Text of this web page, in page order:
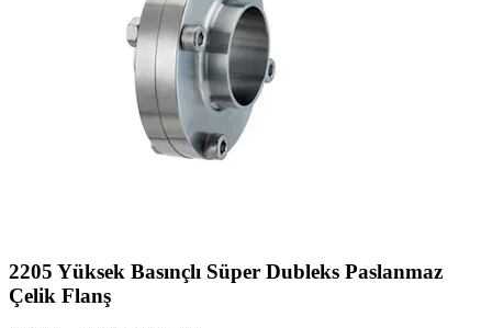
2205 Yüksek Basınçlı Süper Dubleks Paslanmaz
Çelik Flanş